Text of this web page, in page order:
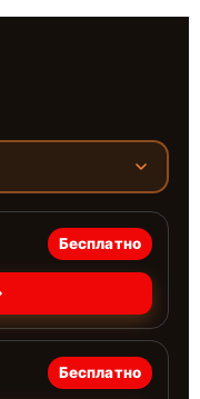
Бесплатно
Бесплатно